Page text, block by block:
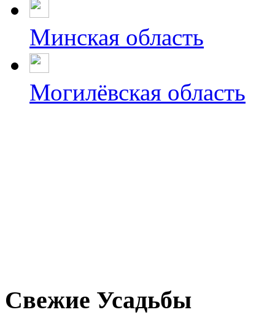
Минская область
Могилёвская область
Свежие Усадьбы